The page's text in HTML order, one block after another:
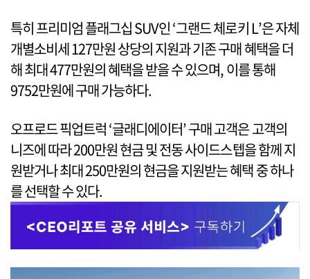
특히 프리미엄 플래그십 SUV인 ‘그랜드 체로키 L’은 자체
개별소비세 127만원 상당의 지원과 기존 구매 혜택을 더
해 최대 477만원의 혜택을 받을 수 있으며, 이를 통해
9752만원에 구매 가능하다.
오프로드 픽업트럭 ‘글래디에이터’ 구매 고객은 고객의
니즈에 따라 200만원 현금 및 전동 사이드스텝을 함께 지
원받거나 최대 250만원의 현금을 지원받는 혜택 중 하나
를 선택할 수 있다.